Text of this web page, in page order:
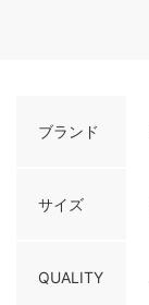
ブランド
サイズ
QUALITY